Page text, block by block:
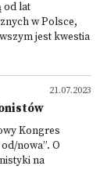
od lat
w Polsce,
jest kwestia
21.07.2023
Kongres
nowa”. O
na